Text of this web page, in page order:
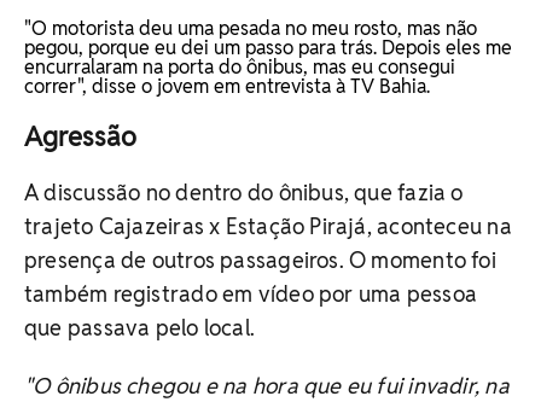
"O motorista deu uma pesada no meu rosto, mas não
pegou, porque eu dei um passo para trás. Depois eles me
encurralaram na porta do ônibus, mas eu consegui
correr", disse o jovem em entrevista à TV Bahia.
Agressão
A discussão no dentro do ônibus, que fazia o
trajeto Cajazeiras x Estação Pirajá, aconteceu na
presença de outros passageiros. O momento foi
também registrado em vídeo por uma pessoa
que passava pelo local.
"O ônibus chegou e na hora que eu fui invadir, na